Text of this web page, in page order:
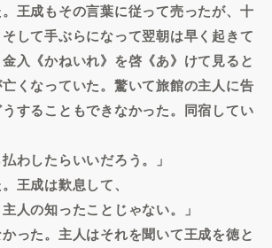
王成もその言葉に従って売ったが、十
して手ぶらになって翌朝は早く起きて
入《かねいれ》を啓《あ》けて見ると
くなっていた。驚いて旅館の主人に告
することもできなかった。同宿してい
わしたらいいだろう。」
王成は歎息して、
人の知ったことじゃない。」
った。主人はそれを聞いて王成を徳と